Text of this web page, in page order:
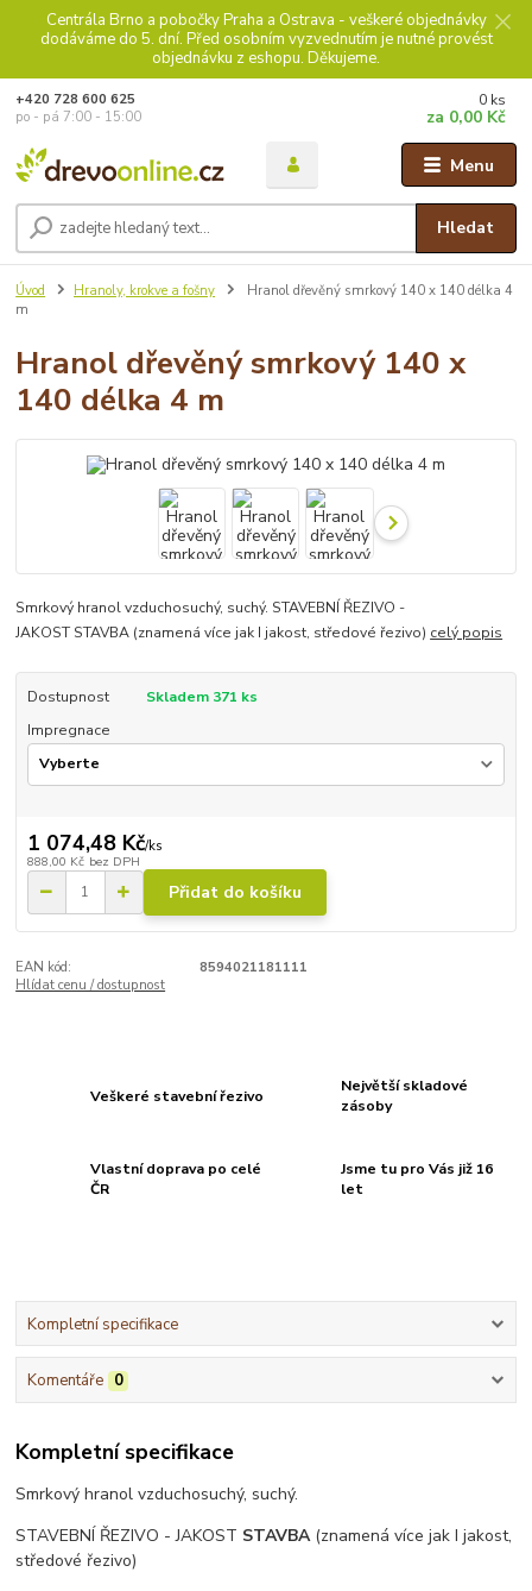
Centrála Brno a pobočky Praha a Ostrava - veškeré objednávky
dodáváme do 5. dní. Před osobním vyzvednutím je nutné provést
objednávku z eshopu. Děkujeme.
Menu
Hledat
+420 728 600 625
po - pá 7:00 - 15:00
0 ks
za 0,00 Kč
Úvod Hranoly, krokve a fošny
Hranol dřevěný smrkový 140 x 140 délka 4
m
Hranol dřevěný smrkový 140 x
140 délka 4 m
Smrkový hranol vzduchosuchý, suchý. STAVEBNÍ ŘEZIVO -
JAKOST STAVBA (znamená více jak I jakost, středové řezivo) celý popis
Dostupnost
Skladem 371 ks
Impregnace
1 074,48 Kč/ks
888,00 Kč bez DPH
Přidat do košíku
EAN kód:
8594021181111
Hlídat cenu / dostupnost
Veškeré stavební řezivo
Největší skladové
zásoby
Vlastní doprava po celé
ČR
Jsme tu pro Vás již 16
let
Kompletní specifikace
Komentáře 0
Kompletní specifikace
Smrkový hranol vzduchosuchý, suchý.
STAVEBNÍ ŘEZIVO - JAKOST STAVBA (znamená více jak I jakost,
středové řezivo)